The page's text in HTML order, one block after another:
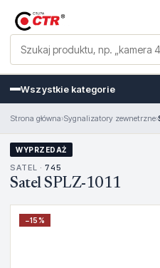
Wszystkie kategorie
Strona główna›Sygnalizatory zewnetrzne›
WYPRZEDAŻ
SATEL · 745
Satel SPLZ-1011
−15%